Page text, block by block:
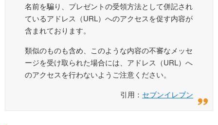
名前を騙り、プレゼントの受領方法として併記され
ているアドレス（URL）へのアクセスを促す内容が
含まれております。
類似のものも含め、このような内容の不審なメッセ
ージを受け取られた場合には、アドレス（URL）へ
のアクセスを行わないようご注意ください。
引用： セブンイレブン